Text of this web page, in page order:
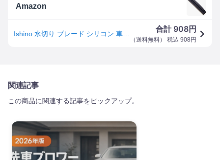
Amazon
合計 908円
（送料無料） 税込 908 円
関連記事
この商品に関連する記事をピックアップ。